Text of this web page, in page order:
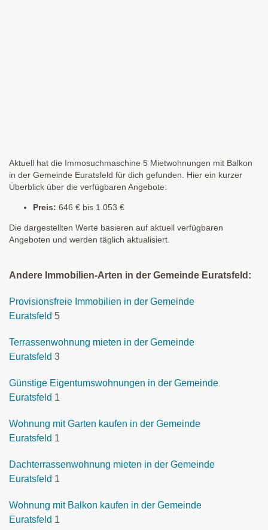
Aktuell hat die Immosuchmaschine 5 Mietwohnungen mit Balkon
in der Gemeinde Euratsfeld für dich gefunden. Hier ein kurzer
Überblick über die verfügbaren Angebote:
Preis: 646 € bis 1.053 €
Die dargestellten Werte basieren auf aktuell verfügbaren
Angeboten und werden täglich aktualisiert.
Andere Immobilien-Arten in der Gemeinde Euratsfeld:
Provisionsfreie Immobilien in der Gemeinde
Euratsfeld 5
Terrassenwohnung mieten in der Gemeinde
Euratsfeld 3
Günstige Eigentumswohnungen in der Gemeinde
Euratsfeld 1
Wohnung mit Garten kaufen in der Gemeinde
Euratsfeld 1
Dachterrassenwohnung mieten in der Gemeinde
Euratsfeld 1
Wohnung mit Balkon kaufen in der Gemeinde
Euratsfeld 1